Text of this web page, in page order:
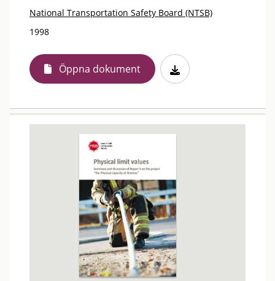
National Transportation Safety Board (NTSB)
1998
Öppna dokument